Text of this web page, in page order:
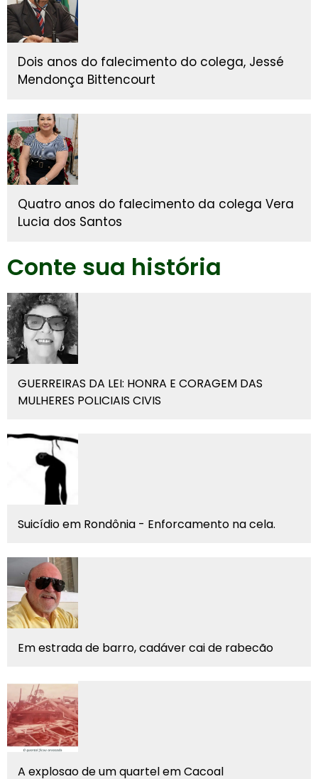
Dois anos do falecimento do colega, Jessé
Mendonça Bittencourt
Quatro anos do falecimento da colega Vera
Lucia dos Santos
Conte sua história
GUERREIRAS DA LEI: HONRA E CORAGEM DAS
MULHERES POLICIAIS CIVIS
Suicídio em Rondônia - Enforcamento na cela.
Em estrada de barro, cadáver cai de rabecão
A explosao de um quartel em Cacoal